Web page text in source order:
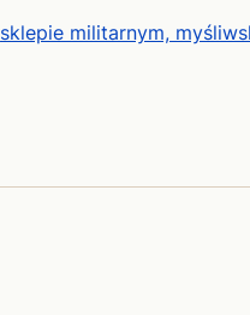
sklepie militarnym,